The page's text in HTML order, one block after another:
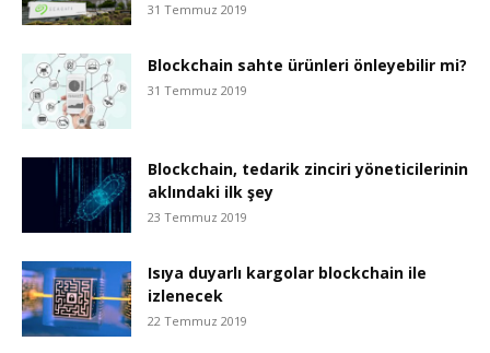
31 Temmuz 2019
Blockchain sahte ürünleri önleyebilir mi?
31 Temmuz 2019
Blockchain, tedarik zinciri yöneticilerinin
aklındaki ilk şey
23 Temmuz 2019
Isıya duyarlı kargolar blockchain ile
izlenecek
22 Temmuz 2019